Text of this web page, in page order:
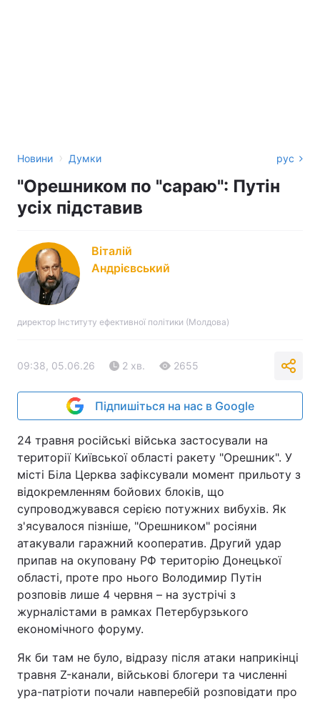
Новини › Думки рус
"Орешником по "сараю": Путін
усіх підставив
Віталій
Андрієвський
директор Інституту ефективної політики (Молдова)
09:38, 05.06.26 2 хв. 2655
Підпишіться на нас в Google
24 травня російські війська застосували на
території Київської області ракету "Орешник". У
місті Біла Церква зафіксували момент прильоту з
відокремленням бойових блоків, що
супроводжувався серією потужних вибухів. Як
з'ясувалося пізніше, "Орешником" росіяни
атакували гаражний кооператив. Другий удар
припав на окуповану РФ територію Донецької
області, проте про нього Володимир Путін
розповів лише 4 червня – на зустрічі з
журналістами в рамках Петербурзького
економічного форуму.
Як би там не було, відразу після атаки наприкінці
травня Z-канали, військові блогери та численні
ура-патріоти почали навперебій розповідати про